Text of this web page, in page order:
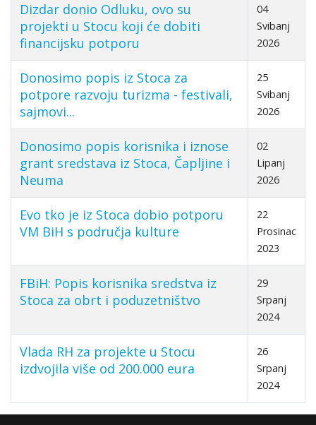
Dizdar donio Odluku, ovo su
projekti u Stocu koji će dobiti
financijsku potporu
04
Svibanj
2026
Donosimo popis iz Stoca za
potpore razvoju turizma - festivali,
sajmovi...
25
Svibanj
2026
Donosimo popis korisnika i iznose
grant sredstava iz Stoca, Čapljine i
Neuma
02
Lipanj
2026
Evo tko je iz Stoca dobio potporu
VM BiH s područja kulture
22
Prosinac
2023
FBiH: Popis korisnika sredstva iz
Stoca za obrt i poduzetništvo
29
Srpanj
2024
Vlada RH za projekte u Stocu
izdvojila više od 200.000 eura
26
Srpanj
2024